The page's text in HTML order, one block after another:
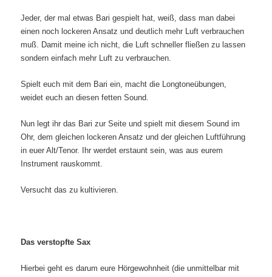
Jeder, der mal etwas Bari gespielt hat, weiß, dass man dabei
einen noch lockeren Ansatz und deutlich mehr Luft verbrauchen
muß. Damit meine ich nicht, die Luft schneller fließen zu lassen
sondern einfach mehr Luft zu verbrauchen.
Spielt euch mit dem Bari ein, macht die Longtoneübungen,
weidet euch an diesen fetten Sound.
Nun legt ihr das Bari zur Seite und spielt mit diesem Sound im
Ohr, dem gleichen lockeren Ansatz und der gleichen Luftführung
in euer Alt/Tenor. Ihr werdet erstaunt sein, was aus eurem
Instrument rauskommt.
Versucht das zu kultivieren.
Das verstopfte Sax
Hierbei geht es darum eure Hörgewohnheit (die unmittelbar mit